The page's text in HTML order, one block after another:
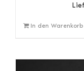
In den Warenkorb